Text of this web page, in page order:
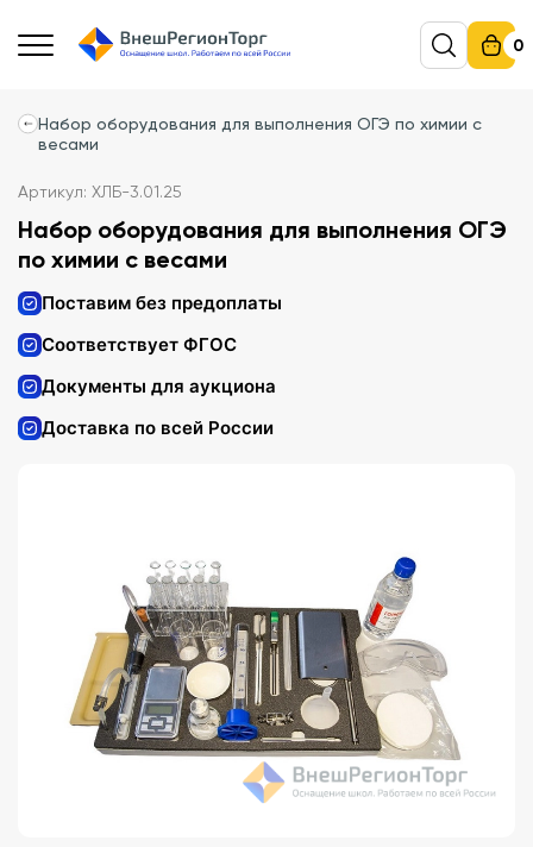
0
Набор оборудования для выполнения ОГЭ по химии с
весами
Артикул: ХЛБ-3.01.25
Набор оборудования для выполнения ОГЭ
по химии с весами
Поставим без предоплаты
Соответствует ФГОС
Документы для аукциона
Доставка по всей России